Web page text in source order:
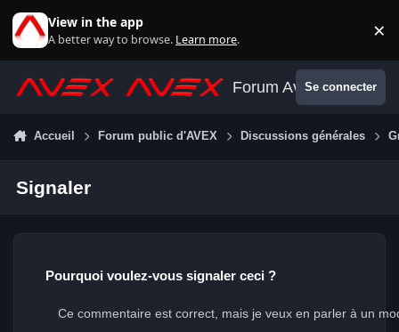
View in the app
A better way to browse. Learn more. ×
Forum AvexSe connecter
Accueil Forum public d'AVEX Discussions générales
Signaler
Pourquoi voulez-vous signaler ceci ?